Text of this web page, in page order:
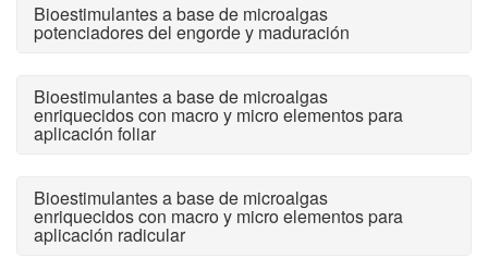
Bioestimulantes a base de microalgas
potenciadores del engorde y maduración
Bioestimulantes a base de microalgas
enriquecidos con macro y micro elementos para
aplicación foliar
Bioestimulantes a base de microalgas
enriquecidos con macro y micro elementos para
aplicación radicular